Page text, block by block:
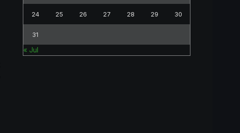
24 25 26 27 28 29 30
31
« Jul